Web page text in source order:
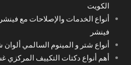
الكويت
أنواع الخدمات والإصلاحات مع
فينشر
أنواع شتر و المينوم السالمي
أهم أنواع دكتات التكييف